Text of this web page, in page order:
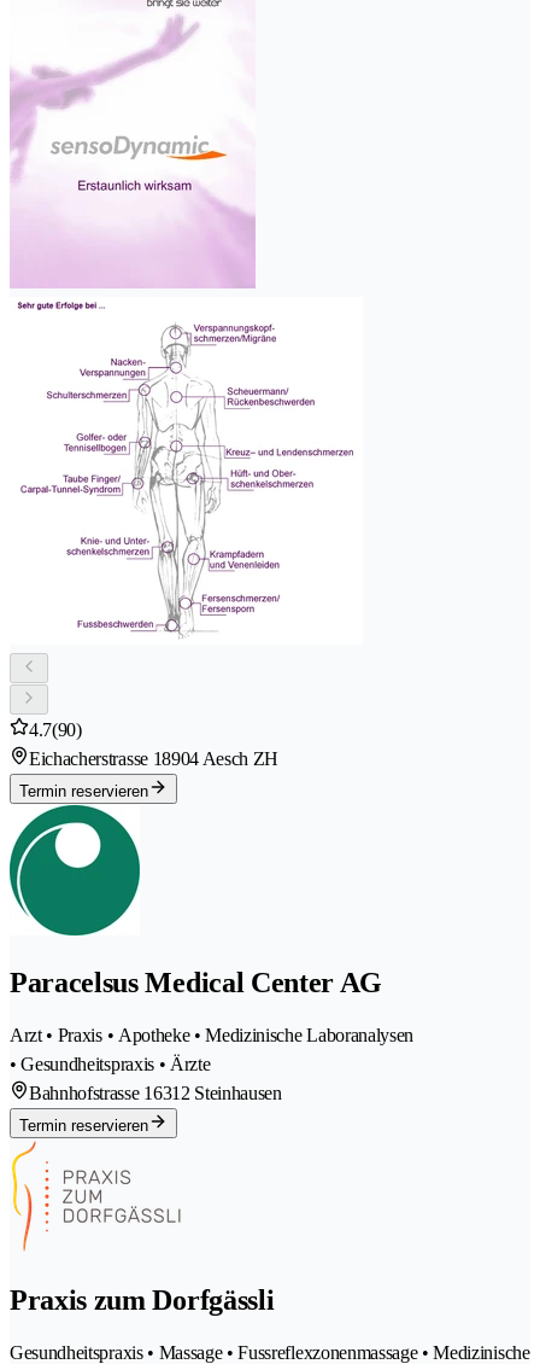
4.7(90)
Eichacherstrasse 18904 Aesch ZH
Termin reservieren
Paracelsus Medical Center AG
Arzt • Praxis • Apotheke • Medizinische Laboranalysen
• Gesundheitspraxis • Ärzte
Bahnhofstrasse 16312 Steinhausen
Termin reservieren
Praxis zum Dorfgässli
Gesundheitspraxis • Massage • Fussreflexzonenmassage • Medizinische